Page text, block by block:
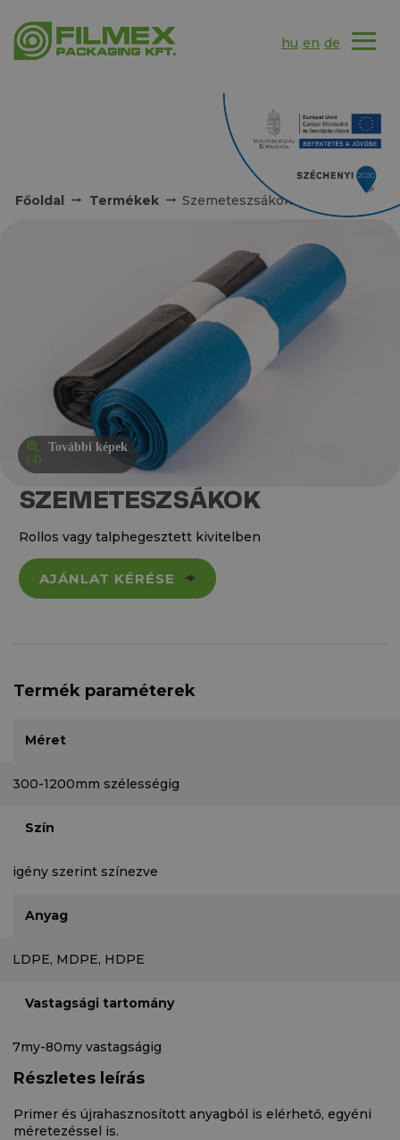
hu en de
Főoldal Termékek Szemeteszsákok
További képek
(4)
SZEMETESZSÁKOK
Rollos vagy talphegesztett kivitelben
AJÁNLAT KÉRÉSE
Termék paraméterek
Méret
300-1200mm szélességig
Szín
igény szerint színezve
Anyag
LDPE, MDPE, HDPE
Vastagsági tartomány
7my-80my vastagságig
Részletes leírás
Primer és újrahasznosított anyagból is elérhető, egyéni
méretezéssel is.